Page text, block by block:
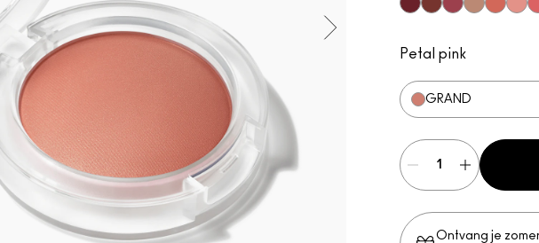
Petal pink
GRAND
Ontvang je